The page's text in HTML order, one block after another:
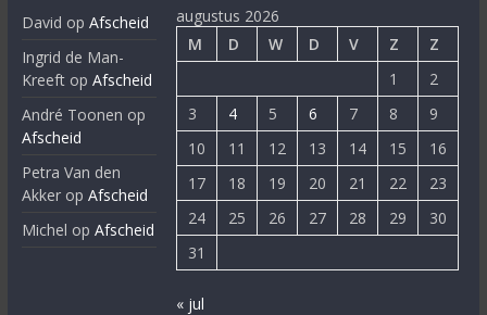
David op Afscheid
Ingrid de Man-
Kreeftop Afscheid
André Toonen op
Afscheid
Petra Van den
Akkerop Afscheid
Michel op Afscheid
augustus 2026
M
D W D V Z
Z
1
2
3
4 5 6 7 8
9
10
11 12 13 14 15
16
17
18 19 20 21 22
23
24
25 26 27 28 29
30
31
« jul